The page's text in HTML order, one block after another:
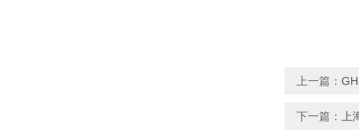
上一篇：
下一篇：